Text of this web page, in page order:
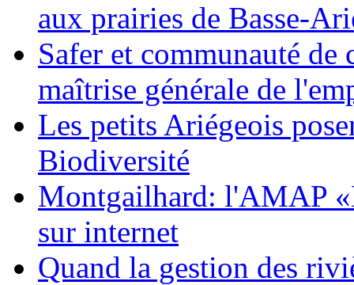
aux prairies de Basse-
Safer et communauté de
maîtrise générale de
Les petits Ariégeois
Biodiversité
Montgailhard: l'AMAP
sur internet
Quand la gestion des